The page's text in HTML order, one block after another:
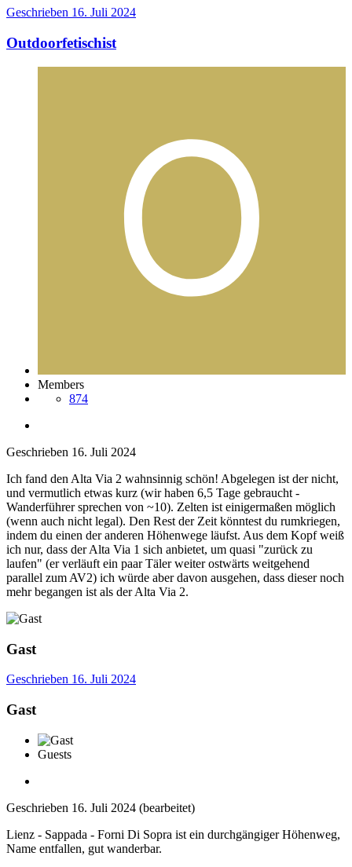
Geschrieben 16. Juli 2024
Outdoorfetischist
Members
874
Geschrieben 16. Juli 2024
Ich fand den Alta Via 2 wahnsinnig schön! Abgelegen ist der nicht,
und vermutlich etwas kurz (wir haben 6,5 Tage gebraucht -
Wanderführer sprechen von ~10). Zelten ist einigermaßen möglich
(wenn auch nicht legal). Den Rest der Zeit könntest du rumkriegen,
indem du einen der anderen Höhenwege läufst. Aus dem Kopf weiß
ich nur, dass der Alta Via 1 sich anbietet, um quasi "zurück zu
laufen" (er verläuft ein paar Täler weiter ostwärts weitgehend
parallel zum AV2) ich würde aber davon ausgehen, dass dieser noch
mehr begangen ist als der Alta Via 2.
Gast
Geschrieben 16. Juli 2024
Gast
Guests
Geschrieben 16. Juli 2024 (bearbeitet)
Lienz - Sappada - Forni Di Sopra ist ein durchgängiger Höhenweg,
Name entfallen, gut wanderbar.